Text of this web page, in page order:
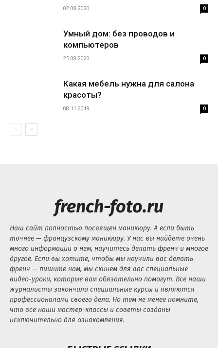
02.08.2020 0
Умный дом: без проводов и
компьютеров
25.08.2020 0
Какая мебель нужна для салона
красоты?
08.11.2019 0
french-foto.ru
Наш сайт полностью посвящен маникюру. А если быть
точнее — французскому маникюру. У нас вы найдете очень
много информации о нем, научитесь делать френч и многое
другое. Если вы хотите, чтобы мы научили вас делать
френч — пишите нам, мы скинем для вас специальные
видео-уроки, которые вам обязательно помогут. Все наши
журналисты закончили специальные курсы и являются
профессионалами своего дела. Но тем не менее помните,
что все наши мастер-классы и советы созданы
исключительно для ознакомления.